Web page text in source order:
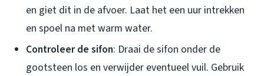
en giet dit in de afvoer. Laat het een uur intrekken
en spoel na met warm water.
Controleer de sifon: Draai de sifon onder de
gootsteen los en verwijder eventueel vuil. Gebruik